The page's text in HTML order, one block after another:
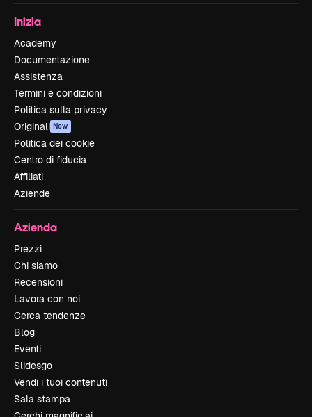
Inizia
Academy
Documentazione
Assistenza
Termini e condizioni
Politica sulla privacy
Originali New
Politica dei cookie
Centro di fiducia
Affiliati
Aziende
Azienda
Prezzi
Chi siamo
Recensioni
Lavora con noi
Cerca tendenze
Blog
Eventi
Slidesgo
Vendi i tuoi contenuti
Sala stampa